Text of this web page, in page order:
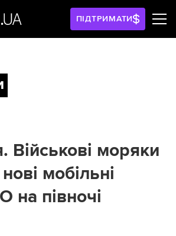
ПІДТРИМАТИ
Військові моряки
мобільні
на півночі